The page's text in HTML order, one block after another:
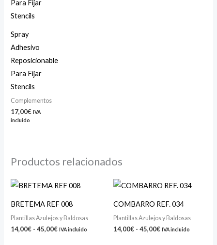
Spray
Adhesivo
Reposicionable
Para Fijar
Stencils
Complementos
17,00€ IVA
incluido
Productos relacionados
BRETEMA REF 008
Plantillas Azulejos y Baldosas
14,00€ - 45,00€
Rango
de
desde
14,00€
hasta
45,00€
IVA incluido
COMBARRO REF. 034
Plantillas Azulejos y Baldosas
14,00€ - 45,00€
Rango
de
desde
14,00€
hasta
45,00€
IVA incluido